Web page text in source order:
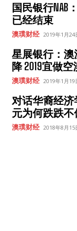
国民银行NAB
已经结束
澳璞财经 2019年1月24
星展银行：
降 2019宜做
澳璞财经 2019年1月19
对话华裔经
元为何跌跌不
澳璞财经 2018年8月15